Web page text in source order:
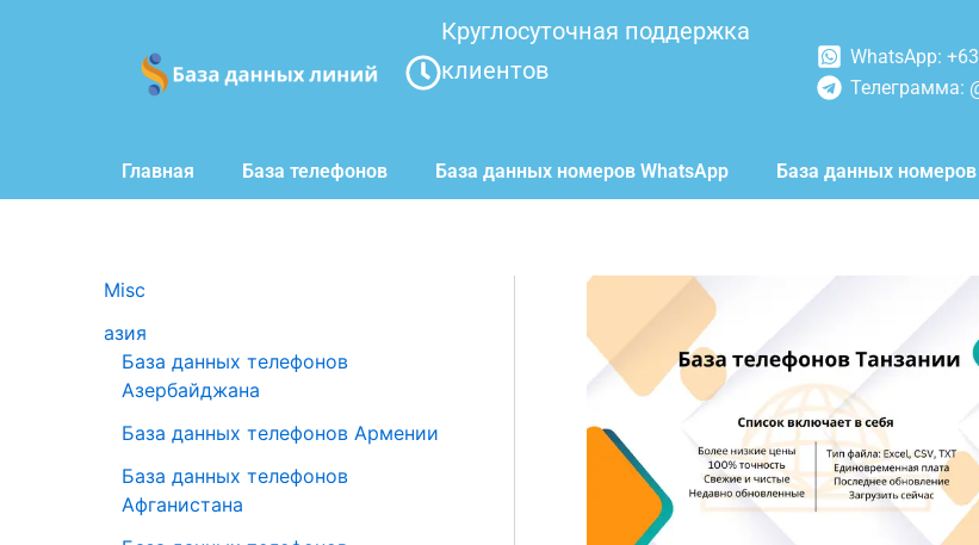
Круглосуточная поддержка
клиентов
WhatsApp:
Телеграмма:
Главная База телефонов База данных номеров WhatsApp База данных
Misc
азия
База данных телефонов
Азербайджана
База данных телефонов Армении
База данных телефонов
Афганистана